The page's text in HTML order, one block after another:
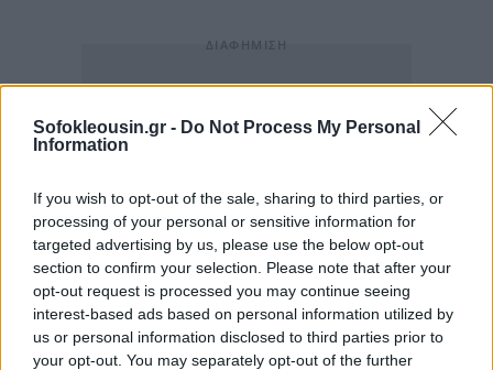
Sofokleousin.gr - Do Not Process My Personal
Information
If you wish to opt-out of the sale, sharing to third parties, or
processing of your personal or sensitive information for
targeted advertising by us, please use the below opt-out
section to confirm your selection. Please note that after your
opt-out request is processed you may continue seeing
interest-based ads based on personal information utilized by
us or personal information disclosed to third parties prior to
your opt-out. You may separately opt-out of the further